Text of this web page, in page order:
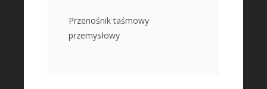
Przenośnik taśmowy
przemysłowy